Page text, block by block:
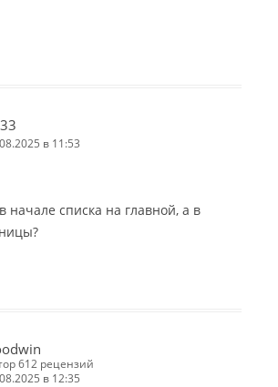
в 11:53
начале списка на главной, а в
612 рецензий
в 12:35